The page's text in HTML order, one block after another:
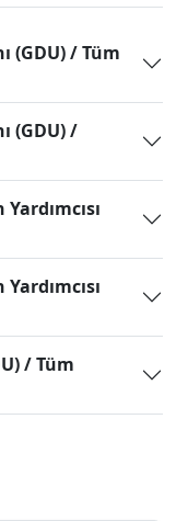
(GDU) / Tüm
(GDU) /
/ Tüm